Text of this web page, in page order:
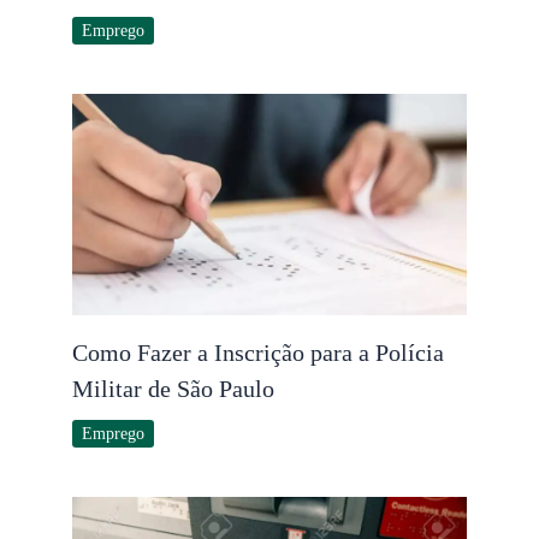
Emprego
Como Fazer a Inscrição para a Polícia
Militar de São Paulo
Emprego